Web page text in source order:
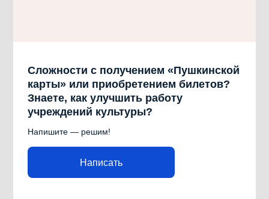
Сложности с получением «Пушкинской
карты» или приобретением билетов?
Знаете, как улучшить работу
учреждений культуры?
Напишите — решим!
Написать